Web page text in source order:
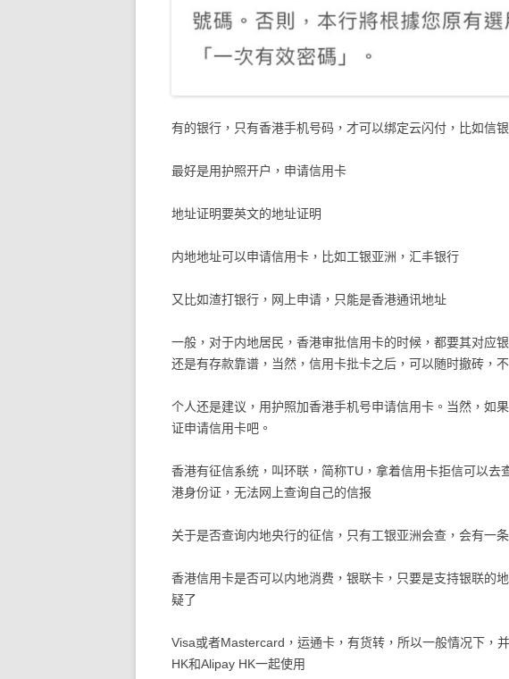
有的银行，只有香港手机号码，才可以绑定云闪付，比如信
最好是用护照开户，申请信用卡
地址证明要英文的地址证明
内地地址可以申请信用卡，比如工银亚洲，汇丰银行
又比如渣打银行，网上申请，只能是香港通讯地址
一般，对于内地居民，香港审批信用卡的时候，都要其对应
还是有存款靠谱，当然，信用卡批卡之后，可以随时撤砖，
个人还是建议，用护照加香港手机号申请信用卡。当然，如
证申请信用卡吧。
香港有征信系统，叫环联，简称TU，拿着信用卡拒信可以去
港身份证，无法网上查询自己的信报
关于是否查询内地央行的征信，只有工银亚洲会查，会有一
香港信用卡是否可以内地消费，银联卡，只要是支持银联的
疑了
Visa或者Mastercard，运通卡，有货转，所以一般情况下，
HK和Alipay HK一起使用